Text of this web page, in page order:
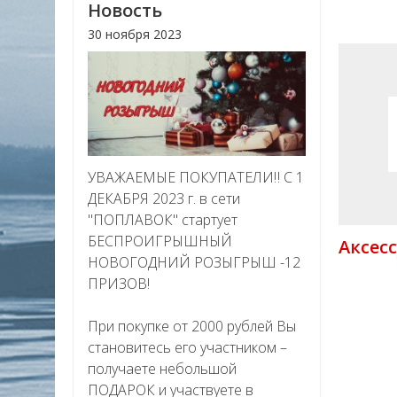
Новость
30 ноября 2023
УВАЖАЕМЫЕ ПОКУПАТЕЛИ‼ С 1
ДЕКАБРЯ 2023 г. в сети
"ПОПЛАВОК" стартует
БЕСПРОИГРЫШНЫЙ
НОВОГОДНИЙ РОЗЫГРЫШ -12
ПРИЗОВ!
При покупке от 2000 рублей Вы
становитесь его участником –
получаете небольшой
ПОДАРОК и участвуете в